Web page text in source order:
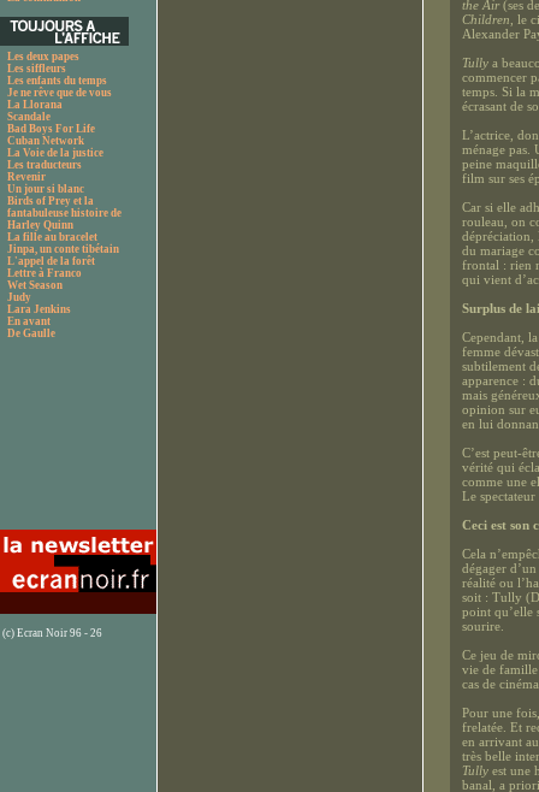
Les deux papes
Les siffleurs
Les enfants du temps
Je ne rêve que de vous
La Llorana
Scandale
Bad Boys For Life
Cuban Network
La Voie de la justice
Les traducteurs
Revenir
Un jour si blanc
Birds of Prey et la
fantabuleuse histoire de
Harley Quinn
La fille au bracelet
Jinpa, un conte tibétain
L'appel de la forêt
Lettre à Franco
Wet Season
Judy
Lara Jenkins
En avant
De Gaulle
(c) Ecran Noir 96 - 26
the Air(ses
Children , le
Alexander
Tully a
commencer
temps. Si la
écrasant de
L’actrice,
ménage pas.
peine
film sur ses
Car si elle
rouleau, on
dépréciation,
du mariage
frontal : rien
qui vient
Surplus de
Cependant,
femme
subtilement
apparence :
mais
opinion sur
en lui
C’est peut-
vérité qui
comme une
Le
Ceci est son
Cela
dégager
réalité ou
soit : Tully
point qu’elle
sourire.
Ce jeu de
vie de
cas de
Pour une
frelatée. Et
en arrivant
très belle
Tully est une
banal, a